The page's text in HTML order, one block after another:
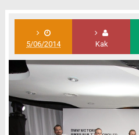
5/06/2014 Kak